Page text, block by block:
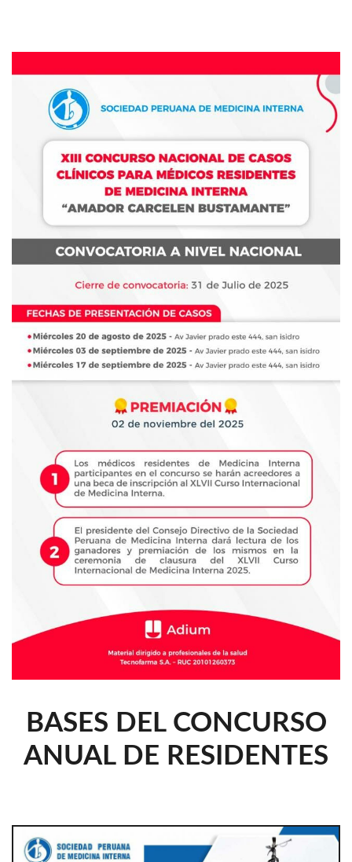
BASES DEL CONCURSO
ANUAL DE RESIDENTES